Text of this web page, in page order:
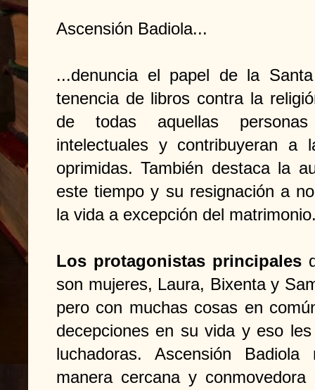
Ascensión Badiola...
...denuncia el papel de la
tenencia de libros contra la
de todas aquellas
intelectuales y contribuyeran
oprimidas. También destaca la
este tiempo y su resignación a
la vida a excepción del
Los protagonistas principales
son mujeres, Laura, Bixenta y
pero con muchas cosas en
decepciones en su vida y eso
luchadoras. Ascensión
manera cercana y